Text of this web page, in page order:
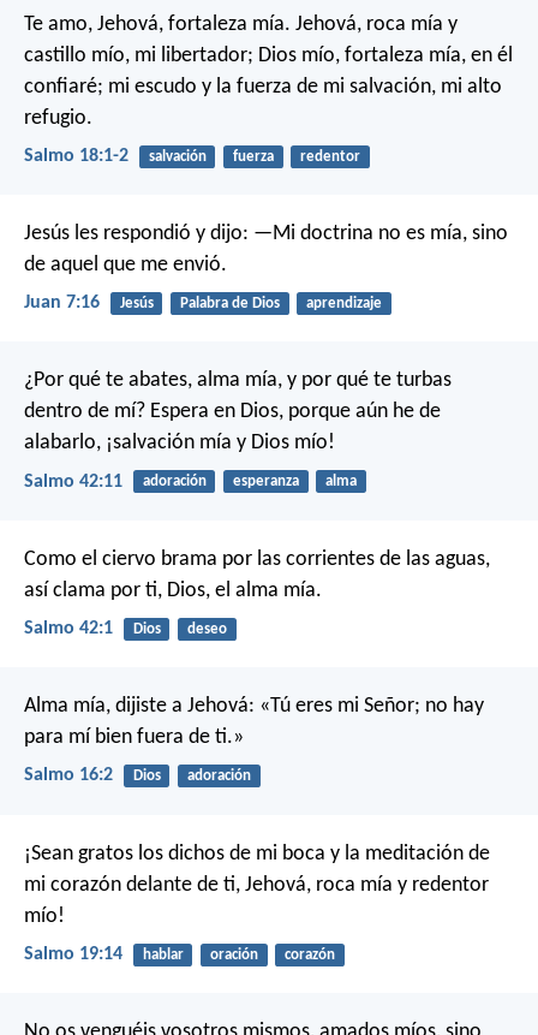
Te amo, Jehová, fortaleza mía. Jehová, roca mía y
castillo mío, mi libertador; Dios mío, fortaleza mía, en él
confiaré; mi escudo y la fuerza de mi salvación, mi alto
refugio.
Salmo 18:1-2 salvación fuerza redentor
Jesús les respondió y dijo: —Mi doctrina no es mía, sino
de aquel que me envió.
Juan 7:16 Jesús Palabra de Dios aprendizaje
¿Por qué te abates, alma mía, y por qué te turbas
dentro de mí? Espera en Dios, porque aún he de
alabarlo, ¡salvación mía y Dios mío!
Salmo 42:11 adoración esperanza alma
Como el ciervo brama por las corrientes de las aguas,
así clama por ti, Dios, el alma mía.
Salmo 42:1 Dios deseo
Alma mía, dijiste a Jehová: «Tú eres mi Señor; no hay
para mí bien fuera de ti.»
Salmo 16:2 Dios adoración
¡Sean gratos los dichos de mi boca y la meditación de
mi corazón delante de ti, Jehová, roca mía y redentor
mío!
Salmo 19:14 hablar oración corazón